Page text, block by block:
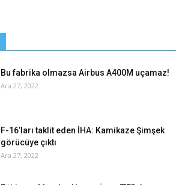
Bu fabrika olmazsa Airbus A400M uçamaz!
Ara 27, 2022
F-16’ları taklit eden İHA: Kamikaze Şimşek
görücüye çıktı
Ara 27, 2022